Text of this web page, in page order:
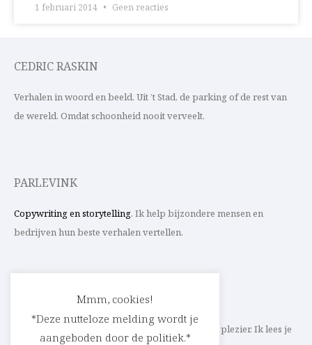
1 februari 2014 Geen reacties
CEDRIC RASKIN
Verhalen in woord en beeld. Uit ’t Stad, de parking of de rest van
de wereld. Omdat schoonheid nooit verveelt.
PARLEVINK
Copywriting en storytelling. Ik help bijzondere mensen en
bedrijven hun beste verhalen vertellen.
Schrijf ik straks mee aan jouw verhaal? Met veel plezier. Ik lees je
Mmm, cookies!
*Deze nutteloze melding wordt je
aangeboden door de politiek.*